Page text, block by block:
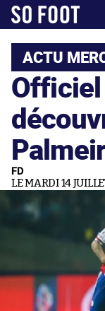
ACTU
FD
LE MARDI 14